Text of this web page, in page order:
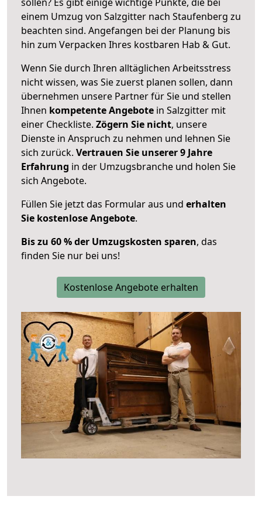
einem Umzug von Salzgitter nach Staufenberg zu
beachten sind. Angefangen bei der Planung bis
hin zum Verpacken Ihres kostbaren Hab & Gut.
Wenn Sie durch Ihren alltäglichen Arbeitsstress
nicht wissen, was Sie zuerst planen sollen, dann
übernehmen unsere Partner für Sie und stellen
Ihnen kompetente Angebote in Salzgitter mit
einer Checkliste. Zögern Sie nicht, unsere
Dienste in Anspruch zu nehmen und lehnen Sie
sich zurück. Vertrauen Sie unserer 9 Jahre
Erfahrung in der Umzugsbranche und holen Sie
sich Angebote.
Füllen Sie jetzt das Formular aus und erhalten
Sie kostenlose Angebote.
Bis zu 60 % der Umzugskosten sparen, das
finden Sie nur bei uns!
Kostenlose Angebote erhalten